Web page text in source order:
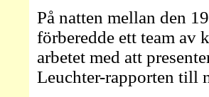
På natten mellan den
förberedde ett team av
arbetet med att
Leuchter-rapporten till